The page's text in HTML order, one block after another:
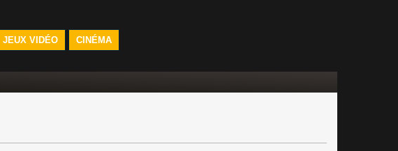
JEUX VIDÉO CINÉMA